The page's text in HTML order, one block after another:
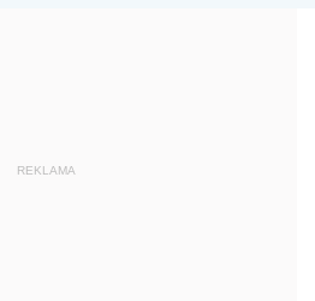
1959REKLAMA